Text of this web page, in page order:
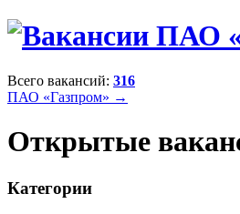
Всего вакансий: 316
ПАО «Газпром» →
Открытые
Категории